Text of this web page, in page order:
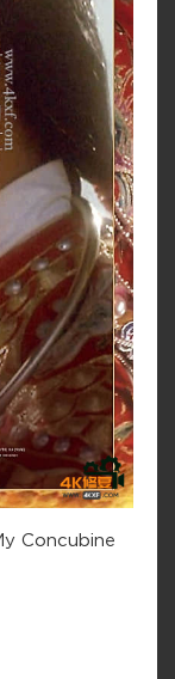
Concubine